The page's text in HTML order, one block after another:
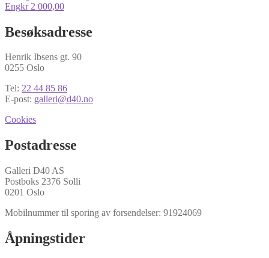
Engkr2 000,00
Besøksadresse
Henrik Ibsens gt. 90
0255 Oslo
Tel: 22 44 85 86
E-post: galleri@d40.no
Cookies
Postadresse
Galleri D40 AS
Postboks 2376 Solli
0201 Oslo
Mobilnummer til sporing av forsendelser: 91924069
Åpningstider